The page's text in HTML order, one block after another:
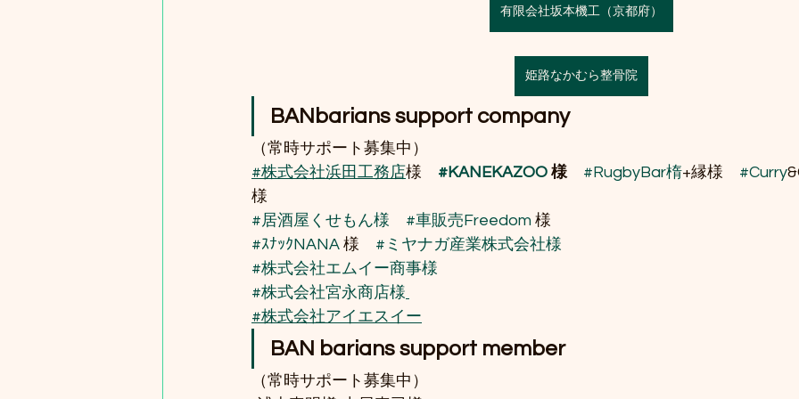
有限会社坂本機工（京都府）
姫路なかむら整骨院
BANbarians support company
（常時サポート募集中）
#株式会社浜田工務店様 #KANEKAZOO 様 #RugbyBar楕+縁様 #Curry
様
#居酒屋くせもん様
#車販売Freedom 様
#ｽﾅｯｸNANA 様 #ミヤナガ産業株式会社様
#株式会社エムイー商事様
#株式会社宮永商店様
#株式会社アイエスイー
BAN barians support member
（常時サポート募集中）